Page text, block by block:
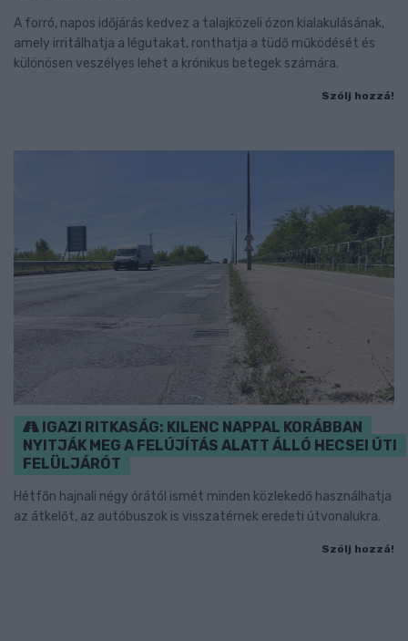
A forró, napos időjárás kedvez a talajközeli ózon kialakulásának,
amely irritálhatja a légutakat, ronthatja a tüdő működését és
különösen veszélyes lehet a krónikus betegek számára.
Szólj hozzá!
IGAZI RITKASÁG: KILENC NAPPAL KORÁBBAN
NYITJÁK MEG A FELÚJÍTÁS ALATT ÁLLÓ HECSEI ÚTI
FELÜLJÁRÓT
Hétfőn hajnali négy órától ismét minden közlekedő használhatja
az átkelőt, az autóbuszok is visszatérnek eredeti útvonalukra.
Szólj hozzá!